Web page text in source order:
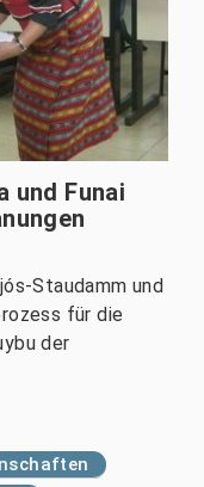
und Funai
Staudamm und
für die
der